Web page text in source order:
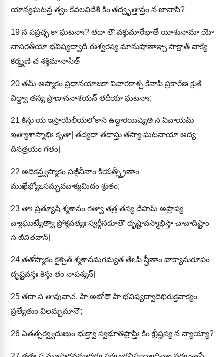
యాన్యఘటన్త త్వం కేవలవిదేశీ కిం తద్వృత్తాన్తం న జానాసి?
19 స పప్రచ్ఛ కా ఘటనాః? తదా తౌ వక్తుమారేభాతే యీశునామా యో
నాసరతీయో భవిష్యద్వాదీ ఈశ్వరస్య మానుషాణాఞ్చ సాక్షాత్ వాక్యే
కర్మ్మణి చ శక్తిమానాసీత్
20 తమ్ అస్మాకం ప్రధానయాజకా విచారకాశ్చ కేనాపి ప్రకారేణ క్రుశే
విద్ధ్వా తస్య ప్రాణాననాశయన్ తదీయా ఘటనాః;
21 కిన్తు య ఇస్రాయేలీయలోకాన్ ఉద్ధారయిష్యతి స ఏవాయమ్
ఇత్యాశాస్మాభిః కృతా| తద్యథా తథాస్తు తస్యా ఘటనాయా అద్య
దినత్రయం గతం|
22 అధికన్త్వస్మాకం సఙ్గినీనాం కియత్స్త్రీణాం
ముఖేభ్యోఽసమ్భవవాక్యమిదం శ్రుతం;
23 తాః ప్రత్యూషే శ్మశానం గత్వా తత్ర తస్య దేహమ్ అప్రాప్య
వ్యాఘుట్యేత్వా ప్రోక్తవత్యః స్వర్గీసదూతౌ దృష్టావస్మాభిస్తౌ చావాదిష్టాం
స జీవితవాన్|
24 తతోస్మాకం కైశ్చిత్ శ్మశానమగమ్యత తేఽపి స్త్రీణాం వాక్యానురూపం
దృష్టవన్తః కిన్తు తం నాపశ్యన్|
25 తదా స తావువాచ, హే అబోధౌ హే భవిష్యద్వాదిభిరుక్తవాక్యం
ప్రత్యేతుం విలమ్బమానౌ;
26 ఏతత్సర్వ్వదుఃఖం భుక్త్వా స్వభూతిప్రాప్తిః కిం ఖ్రీష్టస్య న న్యాయ్యా?